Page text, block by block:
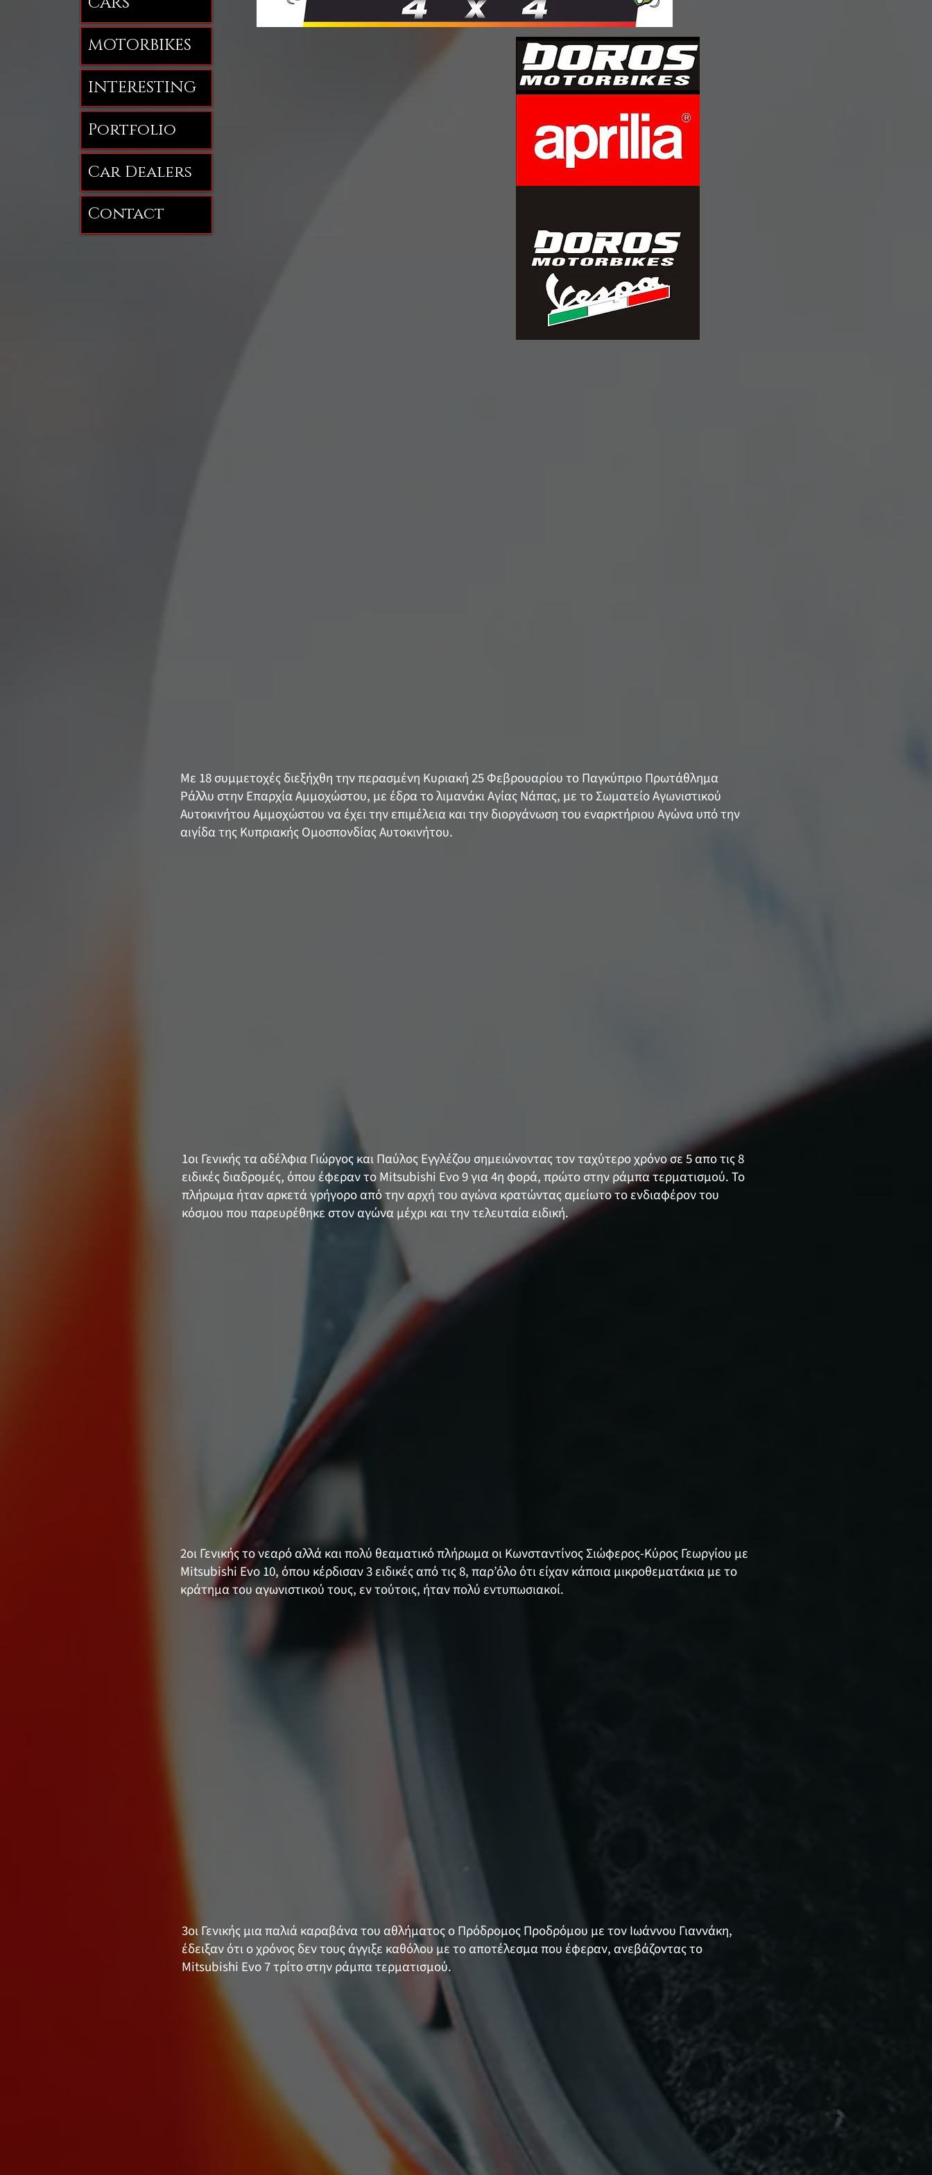
MOTORBIKES
INTERESTING
Portfolio
Car Dealers
Contact
Με 18 συμμετοχές διεξήχθη την περασμένη Κυριακή 25 Φεβρουαρίου το Παγκύπριο Πρωτάθλημα
Ράλλυ στην Επαρχία Αμμοχώστου, με έδρα το λιμανάκι Αγίας Νάπας, με το Σωματείο Αγωνιστικού
Αυτοκινήτου Αμμοχώστου να έχει την επιμέλεια και την διοργάνωση του εναρκτήριου Αγώνα υπό την
αιγίδα της Κυπριακής Ομοσπονδίας Αυτοκινήτου.
1οι Γενικής τα αδέλφια Γιώργος και Παύλος Εγγλέζου σημειώνοντας τον ταχύτερο χρόνο σε 5 απο τις 8
ειδικές διαδρομές, όπου έφεραν το Mitsubishi Evo 9 για 4η φορά, πρώτο στην ράμπα τερματισμού. Το
πλήρωμα ήταν αρκετά γρήγορο από την αρχή του αγώνα κρατώντας αμείωτο το ενδιαφέρον του
κόσμου που παρευρέθηκε στον αγώνα μέχρι και την τελευταία ειδική.
2οι Γενικής το νεαρό αλλά και πολύ θεαματικό πλήρωμα οι Κωνσταντίνος Σιώφερος-Κύρος Γεωργίου με
Mitsubishi Evo 10, όπου κέρδισαν 3 ειδικές από τις 8, παρ’όλο ότι είχαν κάποια μικροθεματάκια με το
κράτημα του αγωνιστικού τους, εν τούτοις, ήταν πολύ εντυπωσιακοί.
3οι Γενικής μια παλιά καραβάνα του αθλήματος ο Πρόδρομος Προδρόμου με τον Ιωάννου Γιαννάκη,
έδειξαν ότι ο χρόνος δεν τους άγγιξε καθόλου με το αποτέλεσμα που έφεραν, ανεβάζοντας το
Mitsubishi Evo 7 τρίτο στην ράμπα τερματισμού.